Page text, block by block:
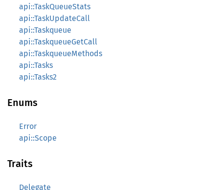
api::TaskQueueStats
api::TaskUpdateCall
api::Taskqueue
api::TaskqueueGetCall
api::TaskqueueMethods
api::Tasks
api::Tasks2
Enums
Error
api::Scope
Traits
Delegate